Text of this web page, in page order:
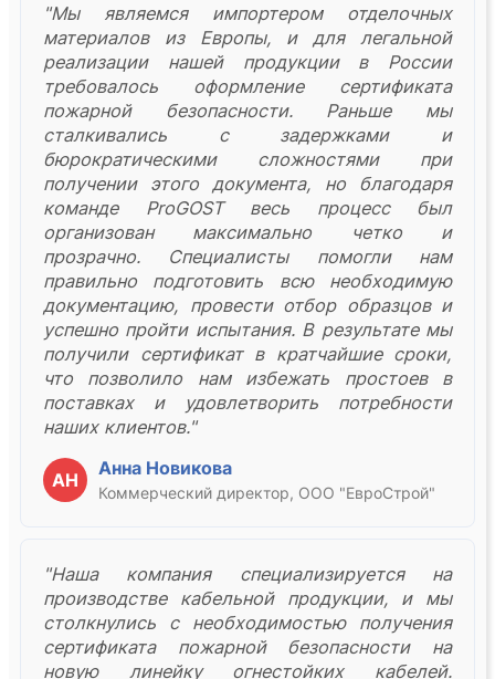
"Мы являемся импортером отделочных
материалов из Европы, и для легальной
реализации нашей продукции в России
требовалось оформление сертификата
пожарной безопасности. Раньше мы
сталкивались с задержками и
бюрократическими сложностями при
получении этого документа, но благодаря
команде ProGOST весь процесс был
организован максимально четко и
прозрачно. Специалисты помогли нам
правильно подготовить всю необходимую
документацию, провести отбор образцов и
успешно пройти испытания. В результате мы
получили сертификат в кратчайшие сроки,
что позволило нам избежать простоев в
поставках и удовлетворить потребности
наших клиентов."
АН
Анна Новикова
Коммерческий директор, ООО "ЕвроСтрой"
"Наша компания специализируется на
производстве кабельной продукции, и мы
столкнулись с необходимостью получения
сертификата пожарной безопасности на
новую линейку огнестойких кабелей.